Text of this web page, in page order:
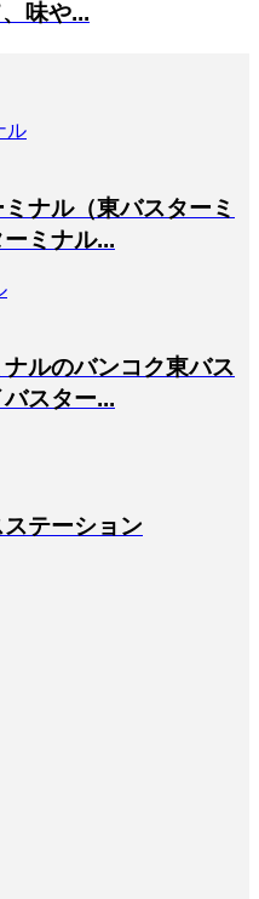
味や...
ナル（東バスターミ
ミナル...
ルのバンコク東バス
スター...
テーション